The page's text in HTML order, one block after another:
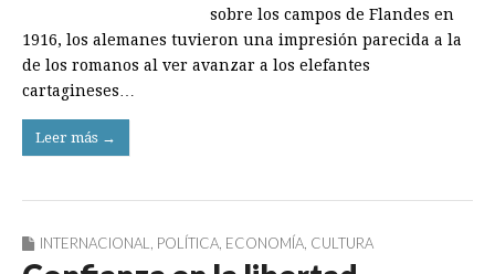
sobre los campos de Flandes en
1916, los alemanes tuvieron una impresión parecida a la
de los romanos al ver avanzar a los elefantes
cartagineses…
Leer más →
INTERNACIONAL POLÍTICA ECONOMÍA CULTURA